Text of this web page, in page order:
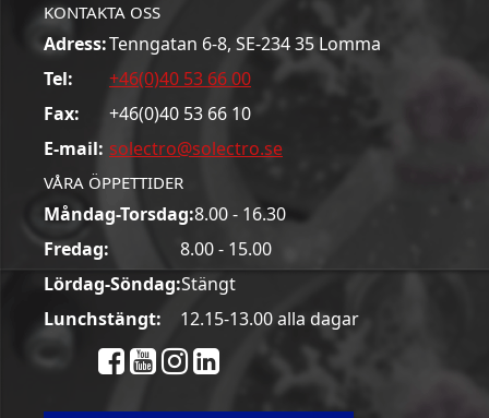
KONTAKTA OSS
Adress:Tenngatan 6-8, SE-234 35 Lomma
Tel:
+46(0)40 53 66 00
Fax:
+46(0)40 53 66 10
E-mail: solectro@solectro.se
VÅRA ÖPPETTIDER
Måndag-Torsdag:8.00 - 16.30
Fredag:
8.00 - 15.00
Lördag-Söndag:Stängt
Lunchstängt:
12.15-13.00 alla dagar